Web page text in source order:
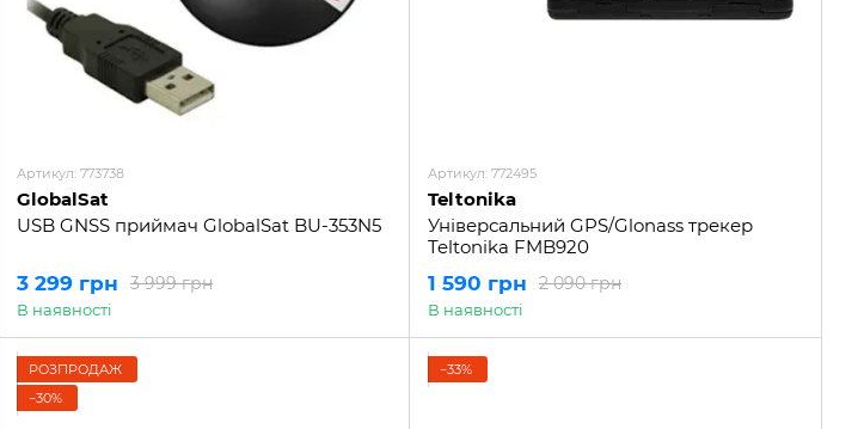
Артикул: 773738
GlobalSat
USB GNSS приймач GlobalSat BU-353N5
3 999 грн
3 299 грн
В наявності
Артикул: 772495
Teltonika
Універсальний GPS/Glonass трекер
Teltonika FMB920
2 090 грн
1 590 грн
В наявності
РОЗПРОДАЖ
−30%
−33%